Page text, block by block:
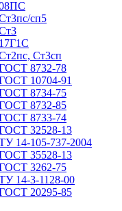
08ПС
сп5
Ст3сп
ГОСТ 8732-78
10704-91
ГОСТ 8734-75
ГОСТ 8732-85
ГОСТ 8733-74
ГОСТ 32528-13
14-105-737-2004
ГОСТ 35528-13
ГОСТ 3262-75
14-3-1128-00
ГОСТ 20295-85